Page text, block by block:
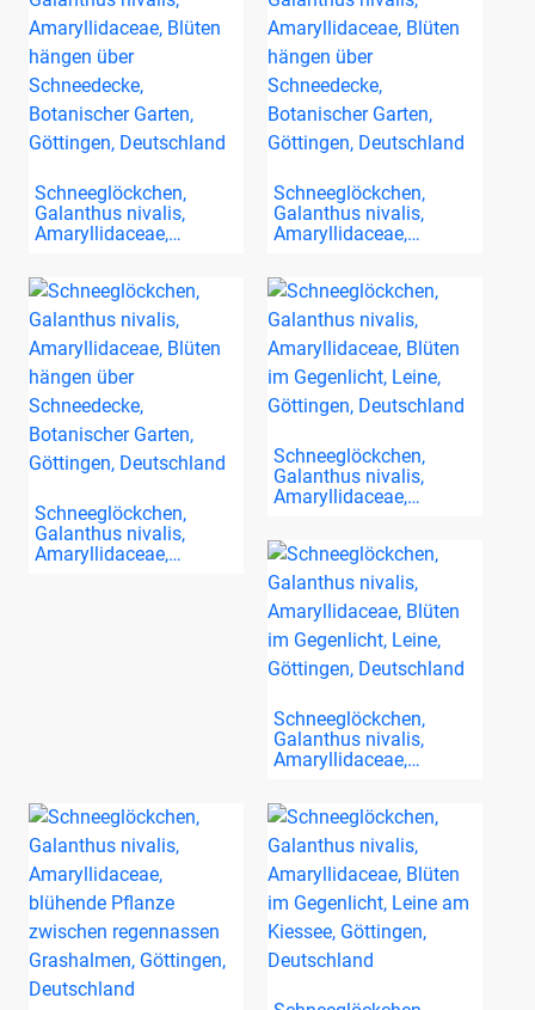
Schneeglöckchen,
Galanthus nivalis,
Amaryllidaceae,…
Schneeglöckchen,
Galanthus nivalis,
Amaryllidaceae,…
Schneeglöckchen,
Galanthus nivalis,
Amaryllidaceae,…
Schneeglöckchen,
Galanthus nivalis,
Amaryllidaceae,…
Schneeglöckchen,
Galanthus nivalis,
Amaryllidaceae,…